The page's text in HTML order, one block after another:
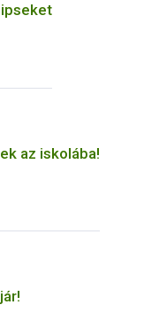
az iskolába!